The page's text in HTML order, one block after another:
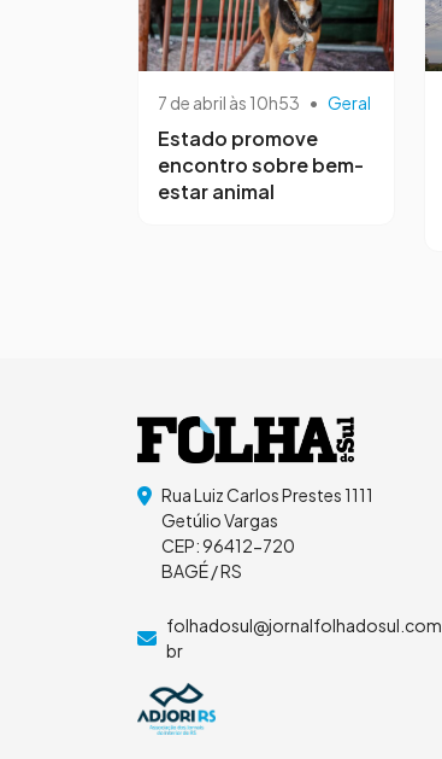
7 de abril às 10h53 • Geral
Estado promove
encontro sobre bem-
estar animal
Rua Luiz Carlos Prestes 1111
Getúlio Vargas
CEP: 96412-720
BAGÉ / RS
folhadosul@jornalfolhadosul.com.
br